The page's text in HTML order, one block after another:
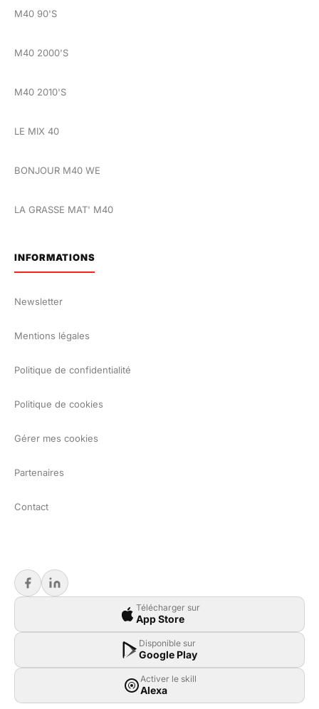
M40 90'S
M40 2000'S
M40 2010'S
LE MIX 40
BONJOUR M40 WE
LA GRASSE MAT' M40
INFORMATIONS
Newsletter
Mentions légales
Politique de confidentialité
Politique de cookies
Gérer mes cookies
Partenaires
Contact
Télécharger sur
App Store
Disponible sur
Google Play
Activer le skill
Alexa